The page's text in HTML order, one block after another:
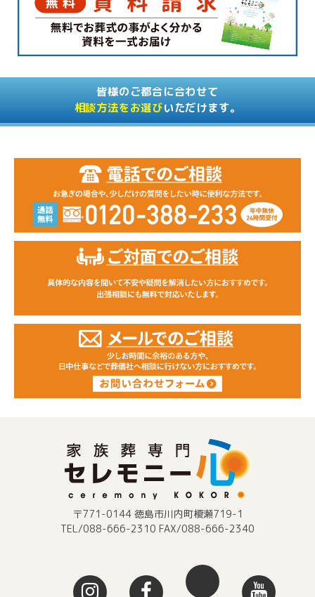
皆様のご都合に合わせて
相談方法をお選びいただけます。
〒771-0144 徳島市川内町榎瀬719-1
TEL/088-666-2310 FAX/088-666-2340